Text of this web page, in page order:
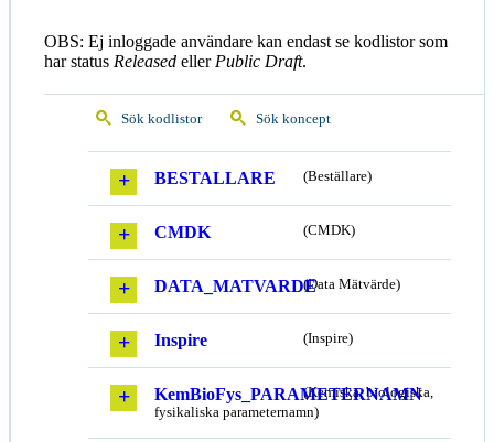
OBS: Ej inloggade användare kan endast se kodlistor som
har status Released eller Public Draft.
Sök kodlistor Sök koncept
BESTALLARE (Beställare)
CMDK (CMDK)
DATA_MATVARDE(Data Mätvärde)
Inspire (Inspire)
KemBioFys_PARAMETERNAMN
(Kemiska, biologiska,
fysikaliska parameternamn)